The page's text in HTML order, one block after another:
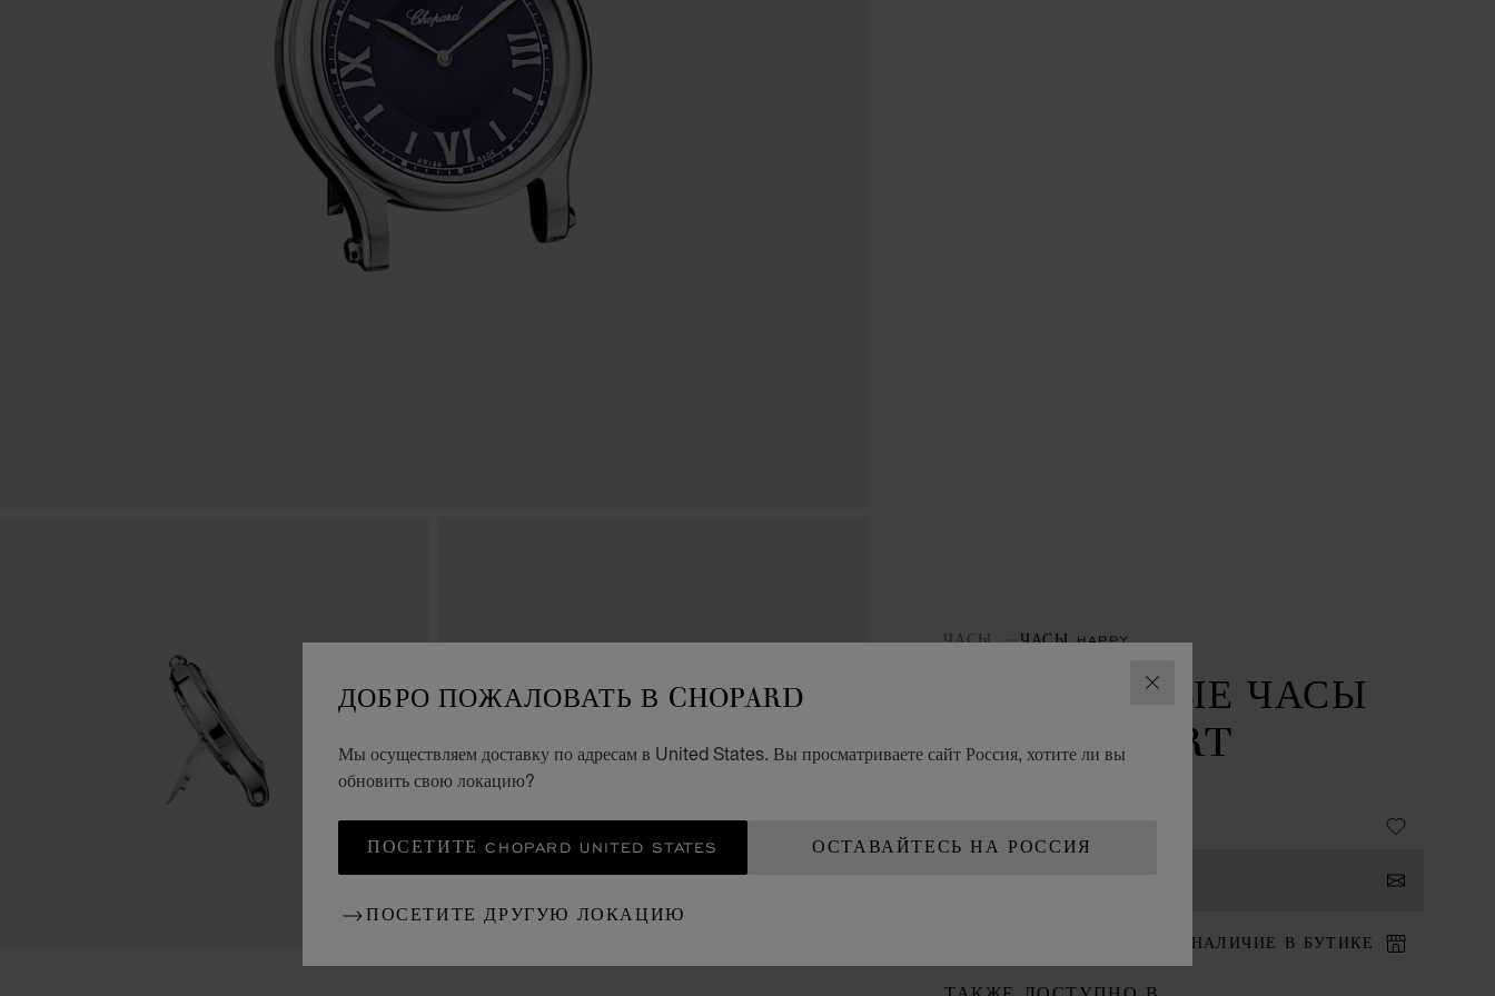
ЗАКРЫТЬ
ДОБРО ПОЖАЛОВАТЬ В CHOPARD
Мы осуществляем доставку по адресам в United States. Вы просматриваете сайт Россия, хотите ли вы
обновить свою локацию?
ПОСЕТИТЕ CHOPARD UNITED STATES ОСТАВАЙТЕСЬ НА РОССИЯ
ПОСЕТИТЕ ДРУГУЮ ЛОКАЦИЮ
ЧАСЫ ЧАСЫ HAPPY
НАСТОЛЬНЫЕ ЧАСЫ
HAPPY SPORT
НАЛИЧИЕ В БУТИКЕ